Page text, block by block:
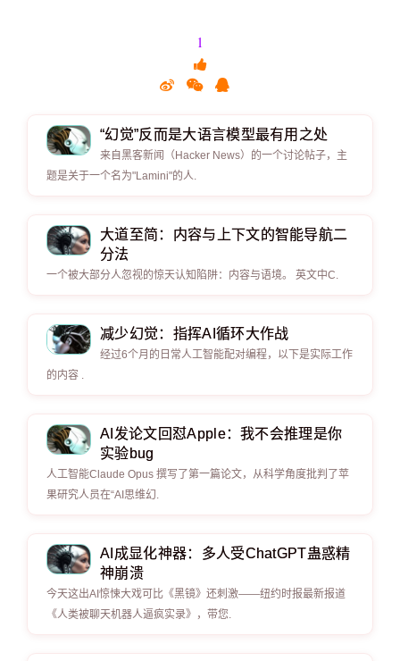
1
“幻觉”反而是大语言模型最有用之处
来自黑客新闻（Hacker News）的一个讨论帖子，主
题是关于一个名为"Lamini"的人.
大道至简：内容与上下文的智能导航二
分法
一个被大部分人忽视的惊天认知陷阱：内容与语境。 英文中C.
减少幻觉：指挥AI循环大作战
经过6个月的日常人工智能配对编程，以下是实际工作
的内容 .
AI发论文回怼Apple：我不会推理是你
实验bug
人工智能Claude Opus 撰写了第一篇论文，从科学角度批判了苹
果研究人员在“AI思维幻.
AI成显化神器：多人受ChatGPT蛊惑精
神崩溃
今天这出AI惊悚大戏可比《黑镜》还刺激——纽约时报最新报道
《人类被聊天机器人逼疯实录》，带您.